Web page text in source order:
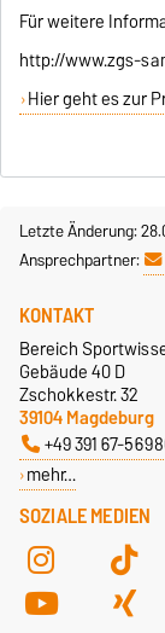
Für weitere
http://www.zgs-
Hier geht es zur
Letzte Änderung:
Ansprechpartner:
SOZIALE MEDIEN
KONTAKT
Bereich
Gebäude 40 D
Zschokkestr. 32
39104 Magdeburg
+49 391 67-
mehr…